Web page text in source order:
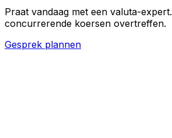
Praat vandaag met een valuta-expert.
concurrerende koersen overtreffen.
Gesprek plannen